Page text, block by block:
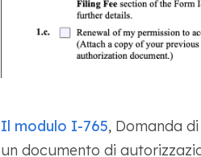
Il modulo I-765, Domanda
un documento di